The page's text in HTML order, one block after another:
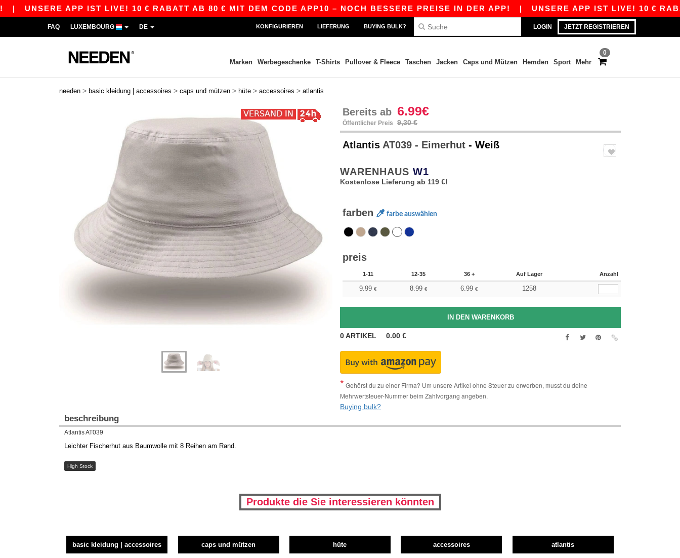
UNSERE APP IST LIVE! 10 € RABATT AB 80 € MIT DEM CODE APP10 – NOCH BESSERE PREISE IN DER APP! |UNSERE APP IST LIVE! 10 € RABATT
LOGIN JETZT REGISTRIEREN
FAQ LUXEMBOURG DE KONFIGURIEREN LIEFERUNG BUYING BULK?
0
Marken Werbegeschenke T-Shirts Pullover & Fleece Taschen Jacken Caps und Mützen Hemden Sport Mehr
needen > basic kleidung | accessoires > caps und mützen > hüte > accessoires > atlantis
Previous
Bereits ab 6.99€
Öffentlicher Preis 9,30 €
Atlantis AT039 - Eimerhut - Weiß
WARENHAUS W1
Kostenlose Lieferung ab 119 €!
farben farbe auswählen
preis
1-11 12-35 36 + Auf Lager Anzahl
9.99 € 8.99 € 6.99 € 1258
0ARTIKEL 0.00 €
Gehörst du zu einer Firma? Um unsere Artikel ohne Steuer zu erwerben, musst du deine
Mehrwertsteuer-Nummer beim Zahlvorgang angeben.
Buying bulk?
beschreibung
Atlantis AT039
Leichter Fischerhut aus Baumwolle mit 8 Reihen am Rand.
High Stock
Produkte die Sie interessieren könnten
basic kleidung | accessoires caps und mützen hüte accessoires atlantis